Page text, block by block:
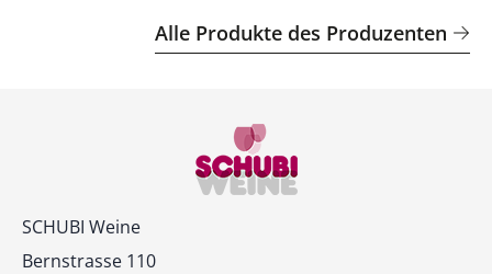
Alle Produkte des Produzenten
Kontakt
SCHUBI Weine
Bernstrasse 110